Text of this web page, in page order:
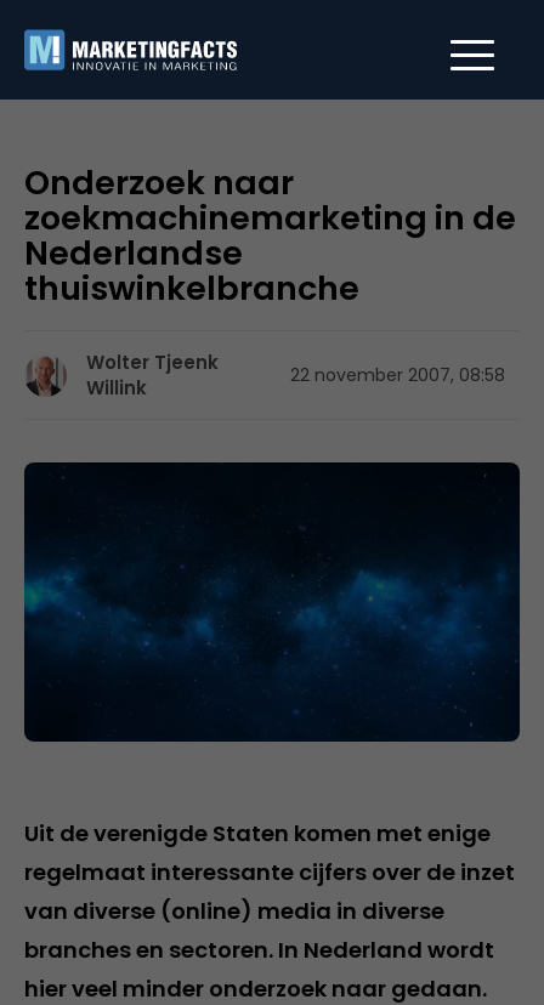
Onderzoek naar
zoekmachinemarketing in de
Nederlandse
thuiswinkelbranche
Wolter Tjeenk
Willink
22 november 2007, 08:58
Uit de verenigde Staten komen met enige
regelmaat interessante cijfers over de inzet
van diverse (online) media in diverse
branches en sectoren. In Nederland wordt
hier veel minder onderzoek naar gedaan.